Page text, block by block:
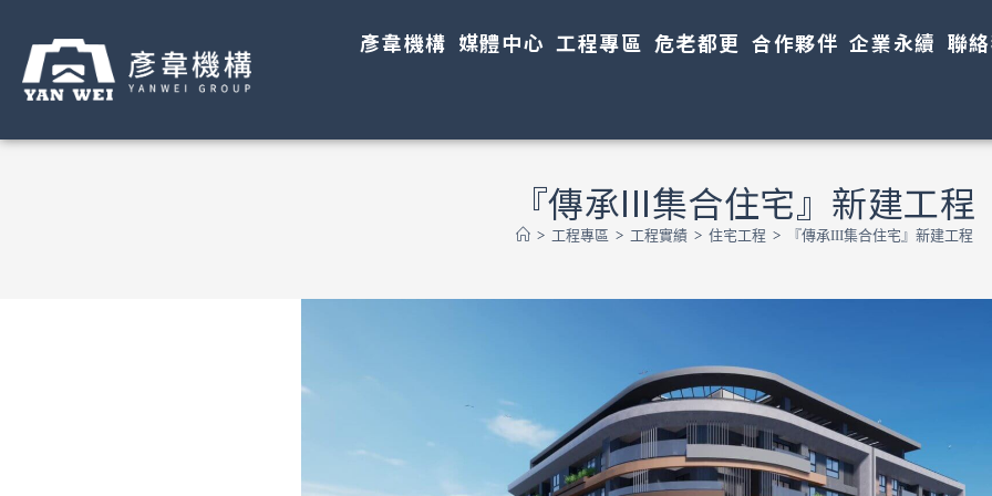
彥韋機構 媒體中心 工程專區 危老都更 合作夥伴 企業永續 聯
『傳承III集合住宅』新建工程
> 工程專區 > 工程實績 > 住宅工程 > 『傳承III集合住宅』新建工程